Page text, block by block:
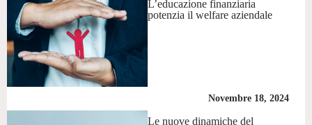
L’educazione finanziaria
potenzia il welfare aziendale
Novembre 18, 2024
Le nuove dinamiche del